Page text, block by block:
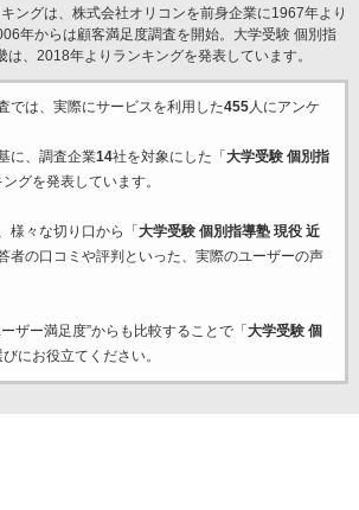
ングは、株式会社オリコンを前身企業に1967年より
年からは顧客満足度調査を開始。大学受験 個別指
は、2018年よりランキングを発表しています。
では、実際にサービスを利用した455人にアンケ
に、調査企業14社を対象にした「 大学受験 個別指
グを発表しています。
様々な切り口から「 大学受験 個別指導塾 現役 近
者の口コミや評判といった、実際のユーザーの声
ザー満足度”からも比較することで「 大学受験 個
にお役立てください。